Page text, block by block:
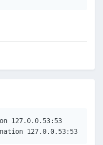
127.0.0.53:53
127.0.0.53:53